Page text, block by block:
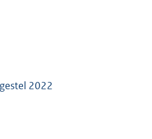
2022